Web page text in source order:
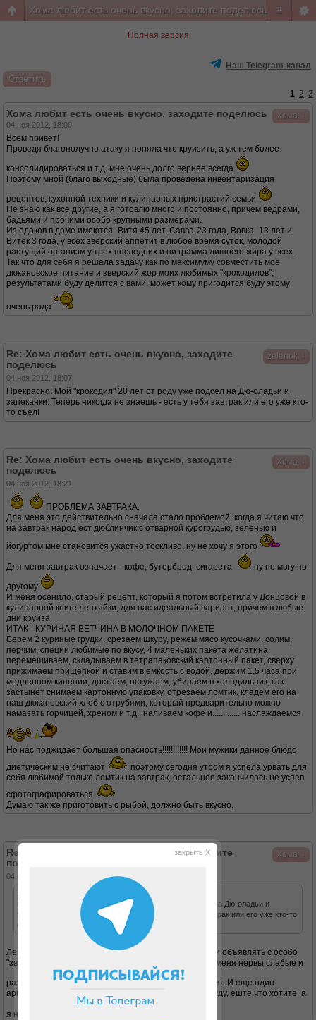
#
Хома любит есть очень вкусно, заходите поделюсь
Полная версия
Наш Telegram-канал
Ответить
1, 2, 3
Хома
Хома любит есть очень вкусно, заходите поделюсь
04 ноя 2012, 18:00
Всем привет!
Проведя благополучно атаку я поняла что круизить, а уж тем более
консолидироваться и т.д. мне очень долго вернее всегда
Поэтому мной (благо выходные) была проведена инвентаризация
рецептов, кухонной техники и кулинарных пристрастий семьи
Не знаю как все другие, а я готовлю много и постоянно, причем ведрами,
бадьями и прочими особо крупными размерами.
Из едоков в доме имеются- Витя 45 лет, Савва-23 года, Вовка -13 лет и
Витек 3 года, у всех зверский аппетит в любое время суток, молодой
растущий организм у трех последних и ни грамма лишнего жира у всех.
Так что для себя я решала задачу как по максимуму совместить мое
дюкановское питание и зверский жор моих любимых "крокодилов",
результатами буду делится с вами, может кому пригодится буду этому
очень рада
zelenok
Re: Хома любит есть очень вкусно, заходите
поделюсь
04 ноя 2012, 18:07
Прекрасно! Мой "крокодил" 20 лет от роду уже подсел на Дю-оладьи и
запеканки. Теперь никогда не знаешь - есть у тебя завтрак или его уже кто-
то съел!
Хома
Re: Хома любит есть очень вкусно, заходите
поделюсь
04 ноя 2012, 18:21
ПРОБЛЕМА ЗАВТРАКА.
Для меня это действительно сначала стало проблемой, когда я читаю что
на завтрак народ ест дюблинчик с отварной курогрудью, зеленью и
йогуртом мне становится ужастно тоскливо, ну не хочу я этого
Для меня завтрак означает - кофе, бутерброд, сигарета
ну не могу по
другому
И меня осенило, старый рецепт, который я потом встретила у Донцовой в
кулинарной книге лентяйки, для нас идеальный вариант, причем в любые
дни круиза.
ИТАК - КУРИНАЯ ВЕТЧИНА В МОЛОЧНОМ ПАКЕТЕ
Берем 2 куриные грудки, срезаем шкуру, режем мясо кусочками, солим,
перчим, специи любимые по вкусу, 4 маленьких пакета желатина,
перемешиваем, складываем в тетрапаковский картонный пакет, сверху
прижимаем прищепкой и ставим в емкость с водой, держим 1,5 часа при
медленном кипении, достаем, остужаем, убираем в холодильник, как
застынет снимаем картонную упаковку, отрезаем ломтик, кладем его на
наш дюкановский хлеб с отрубями, который предварительно можно
намазать горчицей, хреном и т.д., наливаем кофе и............. наслаждаемся
Но нас поджидает большая опасность!!!!!!!!!!!! Мои мужики данное блюдо
диетическим не считают
поэтому сегодня утром я успела урвать для
себя любимой только ломтик на завтрак, остальное закончилось не успев
сфотографироваться
Думаю так же приготовить с рыбой, должно быть вкусно.
Хома
Re: Хома любит есть очень вкусно, заходите
поделюсь
04 ноя 2012, 18:25
zelenok писал(а):
Прекрасно! Мой "крокодил" 20 лет от роду уже подсел на Дю-оладьи и
запеканки. Теперь никогда не знаешь - есть у тебя завтрак или его уже кто-то
съел!
Ленусь, я пытаюсь прятать в отдельный контейнер и объявлять с особо
"зверской мордой":" Кто съест загрызу, я на диете у меня нервы слабые и
раздражительность повышенная"
пока действует. И еще один
аргумент: "Если мое кто утащит 3 дня готовить не буду, еште что хотите, а
я на диете
закрыть X